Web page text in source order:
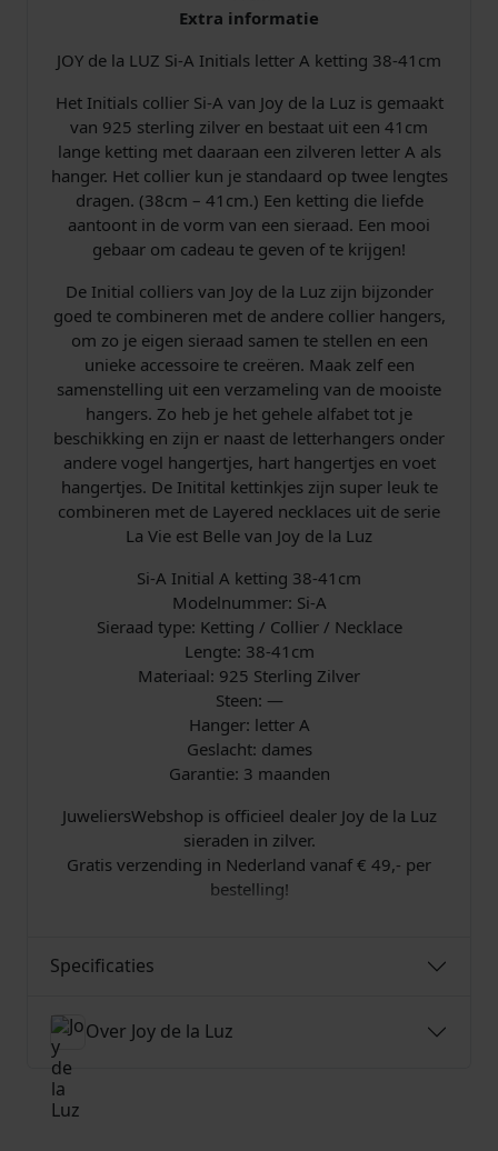
k
e
p
r
i
j
s
w
a
s
:
€
6
9
,
0
0
.
:
€
4
9
,
9
5
.
Extra informatie
JOY de la LUZ Si-A Initials letter A ketting 38-41cm
Het Initials collier Si-A van Joy de la Luz is gemaakt
van 925 sterling zilver en bestaat uit een 41cm
lange ketting met daaraan een zilveren letter A als
hanger. Het collier kun je standaard op twee lengtes
dragen. (38cm – 41cm.) Een ketting die liefde
aantoont in de vorm van een sieraad. Een mooi
gebaar om cadeau te geven of te krijgen!
De Initial colliers van Joy de la Luz zijn bijzonder
goed te combineren met de andere collier hangers,
om zo je eigen sieraad samen te stellen en een
unieke accessoire te creëren. Maak zelf een
samenstelling uit een verzameling van de mooiste
hangers. Zo heb je het gehele alfabet tot je
beschikking en zijn er naast de letterhangers onder
andere vogel hangertjes, hart hangertjes en voet
hangertjes. De Initital kettinkjes zijn super leuk te
combineren met de Layered necklaces uit de serie
La Vie est Belle van Joy de la Luz
Si-A Initial A ketting 38-41cm
Modelnummer: Si-A
Sieraad type: Ketting / Collier / Necklace
Lengte: 38-41cm
Materiaal: 925 Sterling Zilver
Steen: —
Hanger: letter A
Geslacht: dames
Garantie: 3 maanden
JuweliersWebshop is officieel dealer Joy de la Luz
sieraden in zilver.
Gratis verzending in Nederland vanaf € 49,- per
bestelling!
Specificaties
Over Joy de la Luz